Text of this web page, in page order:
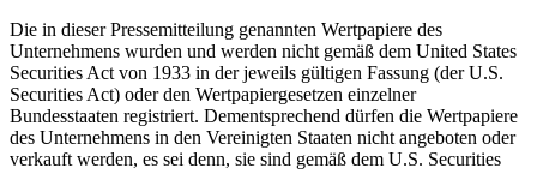
Die in dieser Pressemitteilung genannten Wertpapiere des
Unternehmens wurden und werden nicht gemäß dem United States
Securities Act von 1933 in der jeweils gültigen Fassung (der U.S.
Securities Act) oder den Wertpapiergesetzen einzelner
Bundesstaaten registriert. Dementsprechend dürfen die Wertpapiere
des Unternehmens in den Vereinigten Staaten nicht angeboten oder
verkauft werden, es sei denn, sie sind gemäß dem U.S. Securities